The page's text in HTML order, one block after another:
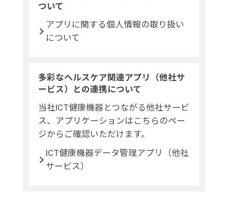
ついて
アプリに関する個人情報の取り扱い
について
多彩なヘルスケア関連アプリ（他社サ
ービス）との連携について
当社ICT健康機器とつながる他社サービ
ス、アプリケーションはこちらのペー
ジからご確認いただけます。
ICT健康機器データ管理アプリ（他社
サービス）